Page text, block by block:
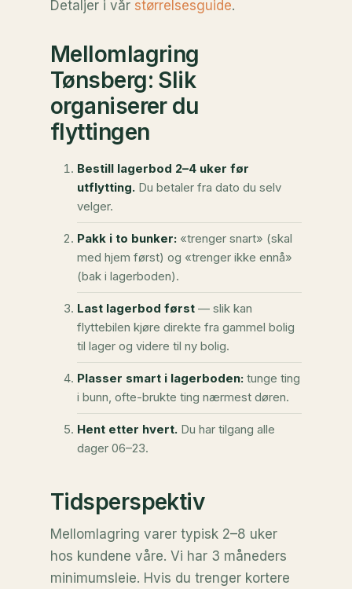
Detaljer i vår størrelsesguide.
Mellomlagring
Tønsberg: Slik
organiserer du
flyttingen
Bestill lagerbod 2–4 uker før
utflytting. Du betaler fra dato du selv
velger.
Pakk i to bunker: «trenger snart» (skal
med hjem først) og «trenger ikke ennå»
(bak i lagerboden).
Last lagerbod først — slik kan
flyttebilen kjøre direkte fra gammel bolig
til lager og videre til ny bolig.
Plasser smart i lagerboden: tunge ting
i bunn, ofte-brukte ting nærmest døren.
Hent etter hvert. Du har tilgang alle
dager 06–23.
Tidsperspektiv
Mellomlagring varer typisk 2–8 uker
hos kundene våre. Vi har 3 måneders
minimumsleie. Hvis du trenger kortere